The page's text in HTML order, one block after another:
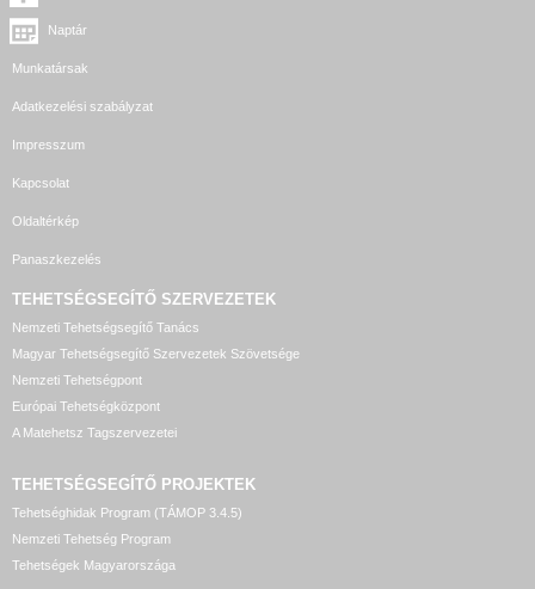
Naptár
Munkatársak
Adatkezelési szabályzat
Impresszum
Kapcsolat
Oldaltérkép
Panaszkezelés
TEHETSÉGSEGÍTŐ SZERVEZETEK
Nemzeti Tehetségsegítő Tanács
Magyar Tehetségsegítő Szervezetek Szövetsége
Nemzeti Tehetségpont
Európai Tehetségközpont
A Matehetsz Tagszervezetei
TEHETSÉGSEGÍTŐ PROJEKTEK
Tehetséghidak Program (TÁMOP 3.4.5)
Nemzeti Tehetség Program
Tehetségek Magyarországa